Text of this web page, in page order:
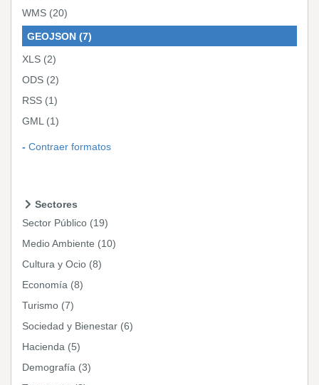
WMS (20)
GEOJSON (7)
XLS (2)
ODS (2)
RSS (1)
GML (1)
Contraer formatos
Sectores
Sector Público (19)
Medio Ambiente (10)
Cultura y Ocio (8)
Economía (8)
Turismo (7)
Sociedad y Bienestar (6)
Hacienda (5)
Demografía (3)